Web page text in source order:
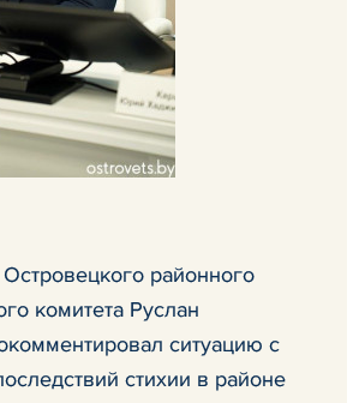
районного
комитета Руслан
ситуацию с
стихии в районе